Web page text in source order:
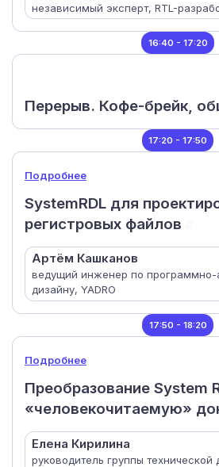
независимый эксперт, RTL-
16:40 - 17:20
Перерыв. Кофе-брейк,
17:20 - 17:50
Подробнее
SystemRDL для
регистровых файлов
Артём Кашканов
ведущий инженер по программно-
дизайну, YADRO
17:50 - 18:20
Подробнее
Преобразование System
«человекочитаемую»
Елена Кирилина
руководитель группы технической